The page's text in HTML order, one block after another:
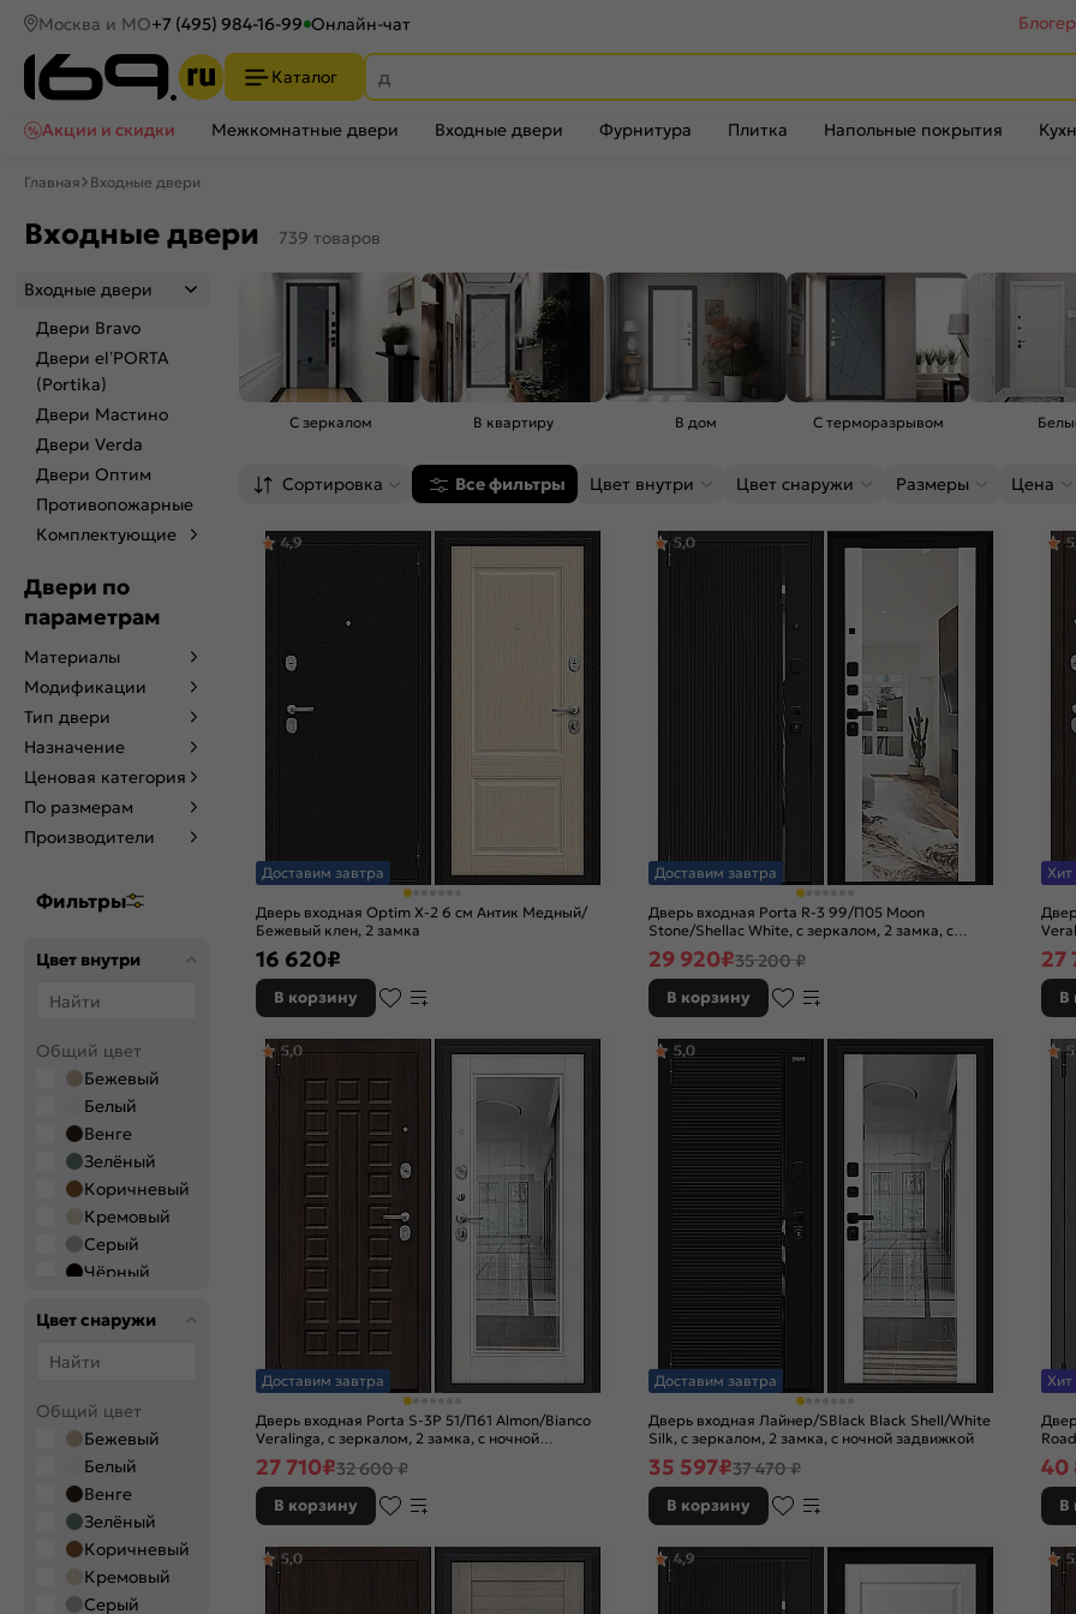
Москва и МО+7 (495) 984-16-99 Онлайн-чат
Каталог
Акции и скидки
Межкомнатные двери Входные двери Фурнитура Плитка Напольные покрытия
Главная Входные двери
Входные двери 739 товаров
Входные двери
Двери Bravo
Двери el’PORTA
(Portika)
Двери Мастино
Двери Verda
Двери Оптим
Противопожарные
Комплектующие
Двери по
параметрам
Материалы
Модификации
Тип двери
Назначение
Ценовая категория
По размерам
Производители
Фильтры
Цвет внутри
Общий цвет
Бежевый
Белый
Венге
Зелёный
Коричневый
Кремовый
Серый
Чёрный
Цвет
производителя
Alaska
Angel
Arctic Wood
Bianco Melinga
Bianco
Veralinga
Cappuccino
Melinga
Cappuccino
Veralinga
Цвет снаружи
Общий цвет
Бежевый
Белый
Венге
Зелёный
Коричневый
Кремовый
Серый
С зеркалом В квартиру В дом С терморазрывом
Сортировка Все фильтры Цвет внутри Цвет снаружи Размеры Цена
Доставим завтра
Дверь входная Optim X-2 6 см Антик Медный/
Бежевый клен, 2 замка
4,9
16 620₽
В корзину
Доставим завтра
Дверь входная Porta R-3 99/П05 Moon
Stone/Shellac White, с зеркалом, 2 замка, с
ночной задвижкой
5,0
29 920₽35 200 ₽
В корзину
Хит
27
В
Доставим завтра
Дверь входная Porta S-3P 51/П61 Almon/Bianco
Veralinga, с зеркалом, 2 замка, с ночной
задвижкой
5,0
27 710₽32 600 ₽
В корзину
Доставим завтра
Дверь входная Лайнер/SBlack Black Shell/White
Silk, с зеркалом, 2 замка, с ночной задвижкой
5,0
35 597₽37 470 ₽
В корзину
Хит
40
В
5,0 4,9